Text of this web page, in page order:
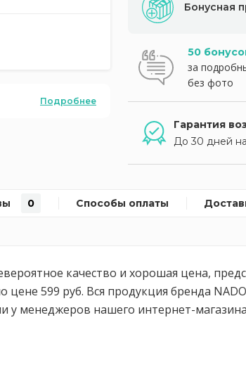
Подробнее
Бонусная
50
за
без фото
Гарантия
До 30 дней на
0 Способы оплаты
качество и хорошая цена,
599 руб. Вся продукция бренда
у менеджеров нашего интернет-